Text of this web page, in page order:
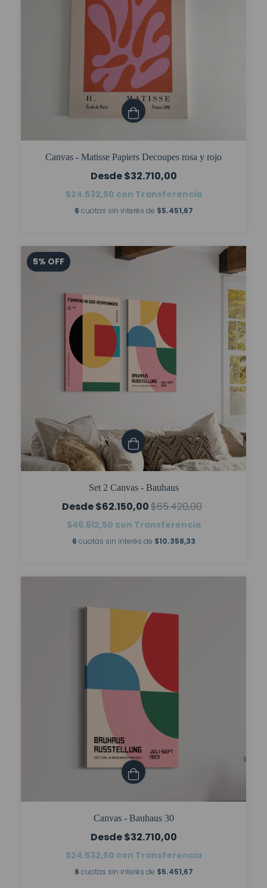
Canvas - Matisse Papiers Decoupes rosa y rojo
$32.710,00
$24.532,50 con Transferencia
6 cuotas sin interés de $5.451,67
5% OFF
Set 2 Canvas - Bauhaus
$62.150,00$65.420,00
$46.612,50 con Transferencia
6 cuotas sin interés de $10.358,33
Canvas - Bauhaus 30
$32.710,00
$24.532,50 con Transferencia
6 cuotas sin interés de $5.451,67